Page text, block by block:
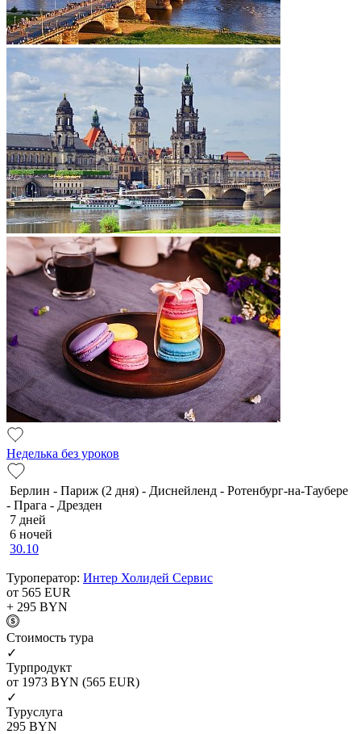
Неделька без уроков
Берлин - Париж (2 дня) - Диснейленд - Ротенбург-на-Таубере
- Прага - Дрезден
7 дней
6 ночей
30.10
Туроператор: Интер Холидей Сервис
от 565 EUR
+ 295 BYN
Cтоимость тура
✓
Турпродукт
от 1973 BYN (565 EUR)
✓
Туруслуга
295 BYN